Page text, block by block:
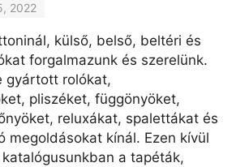
2022
külső, belső, beltéri és
forgalmazunk és szerelünk.
gyártott rolókat,
pliszéket, függönyöket,
reluxákat, spalettákat és
megoldásokat kínál. Ezen kívül
a tapéták,